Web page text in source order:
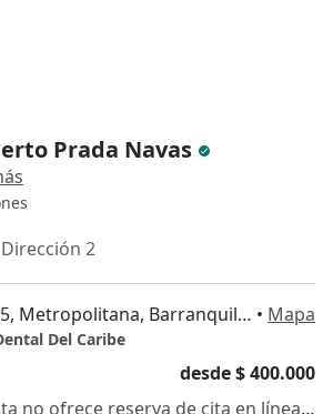
Prada Navas
Dirección 2
Cra. 18 #46B-45, Metropolitana, Barranquilla, Atlántico, Barranquilla • Mapa
Del Caribe
desde $ 400.000
Este especialista no ofrece reserva de cita en línea en esta dirección.